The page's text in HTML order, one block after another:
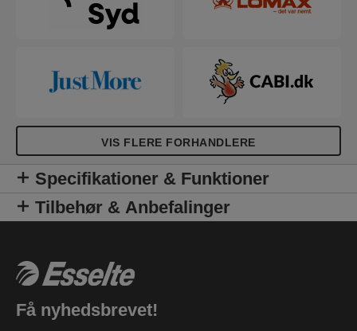
VIS FLERE FORHANDLERE
Specifikationer & Funktioner
Tilbehør & Anbefalinger
Få nyhedsbrevet!